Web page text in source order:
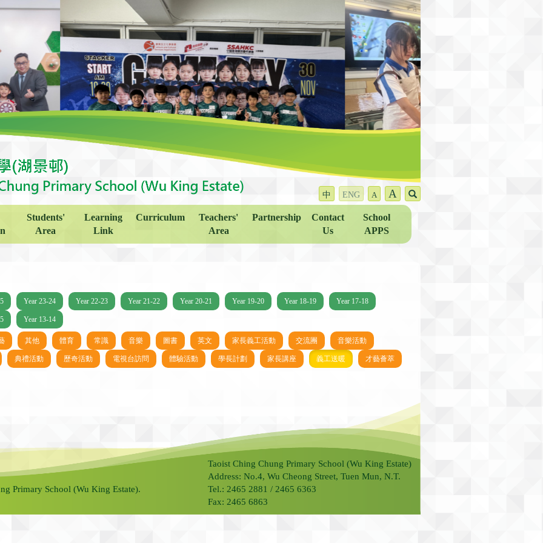
中 ENG A A
Students'
Area
Learning
Link
Curriculum
Teachers'
Area
Partnership
Contact
Us
School
APPS
Year 23-24 Year 22-23 Year 21-22 Year 20-21 Year 19-20 Year 18-19 Year 17-18
Year 13-14
其他 體育 常識 音樂 圖書 英文 家長義工活動 交流團 音樂活動
典禮活動 歷奇活動 電視台訪問 體驗活動 學長計劃 家長講座 義工送暖 才藝薈萃
Taoist Ching Chung Primary School (Wu King Estate)
Address: No.4, Wu Cheong Street, Tuen Mun, N.T.
Tel.: 2465 2881 / 2465 6363
Fax: 2465 6863
Primary School (Wu King Estate).